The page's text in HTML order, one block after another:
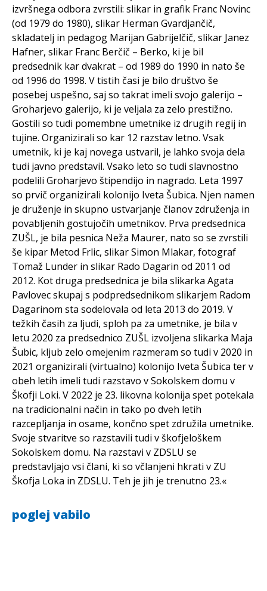
izvršnega odbora zvrstili: slikar in grafik Franc Novinc
(od 1979 do 1980), slikar Herman Gvardjančič,
skladatelj in pedagog Marijan Gabrijelčič, slikar Janez
Hafner, slikar Franc Berčič – Berko, ki je bil
predsednik kar dvakrat – od 1989 do 1990 in nato še
od 1996 do 1998. V tistih časi je bilo društvo še
posebej uspešno, saj so takrat imeli svojo galerijo –
Groharjevo galerijo, ki je veljala za zelo prestižno.
Gostili so tudi pomembne umetnike iz drugih regij in
tujine. Organizirali so kar 12 razstav letno. Vsak
umetnik, ki je kaj novega ustvaril, je lahko svoja dela
tudi javno predstavil. Vsako leto so tudi slavnostno
podelili Groharjevo štipendijo in nagrado. Leta 1997
so prvič organizirali kolonijo Iveta Šubica. Njen namen
je druženje in skupno ustvarjanje članov združenja in
povabljenih gostujočih umetnikov. Prva predsednica
ZUŠL, je bila pesnica Neža Maurer, nato so se zvrstili
še kipar Metod Frlic, slikar Simon Mlakar, fotograf
Tomaž Lunder in slikar Rado Dagarin od 2011 od
2012. Kot druga predsednica je bila slikarka Agata
Pavlovec skupaj s podpredsednikom slikarjem Radom
Dagarinom sta sodelovala od leta 2013 do 2019. V
težkih časih za ljudi, sploh pa za umetnike, je bila v
letu 2020 za predsednico ZUŠL izvoljena slikarka Maja
Šubic, kljub zelo omejenim razmeram so tudi v 2020 in
2021 organizirali (virtualno) kolonijo Iveta Šubica ter v
obeh letih imeli tudi razstavo v Sokolskem domu v
Škofji Loki. V 2022 je 23. likovna kolonija spet potekala
na tradicionalni način in tako po dveh letih
razcepljanja in osame, končno spet združila umetnike.
Svoje stvaritve so razstavili tudi v škofjeloškem
Sokolskem domu. Na razstavi v ZDSLU se
predstavljajo vsi člani, ki so včlanjeni hkrati v ZU
Škofja Loka in ZDSLU. Teh je jih je trenutno 23.«
poglej vabilo